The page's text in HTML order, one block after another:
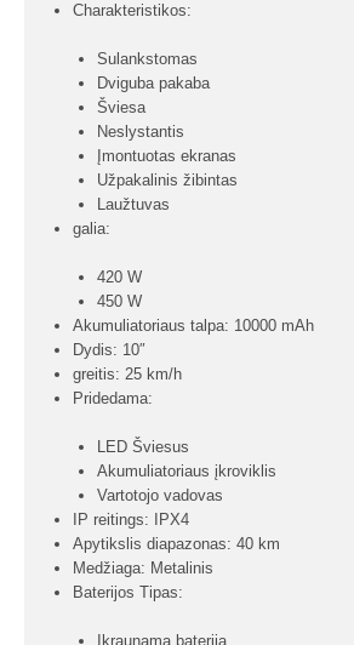
Charakteristikos:
Sulankstomas
Dviguba pakaba
Šviesa
Neslystantis
Įmontuotas ekranas
Užpakalinis žibintas
Laužtuvas
galia:
420 W
450 W
Akumuliatoriaus talpa: 10000 mAh
Dydis: 10″
greitis: 25 km/h
Pridedama:
LED Šviesus
Akumuliatoriaus įkroviklis
Vartotojo vadovas
IP reitings: IPX4
Apytikslis diapazonas: 40 km
Medžiaga: Metalinis
Baterijos Tipas:
Įkraunama baterija